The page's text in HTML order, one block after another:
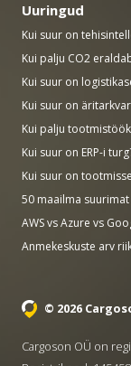
Uuringud
Kui suur on
Kui palju CO2
Kui suur on
Kui suur on
Kui palju
Kui suur on ERP-i
Kui suur on
50 maailma
AWS vs Azure vs
Anmekeskuste arv
© 2026
Cargoson OÜ on